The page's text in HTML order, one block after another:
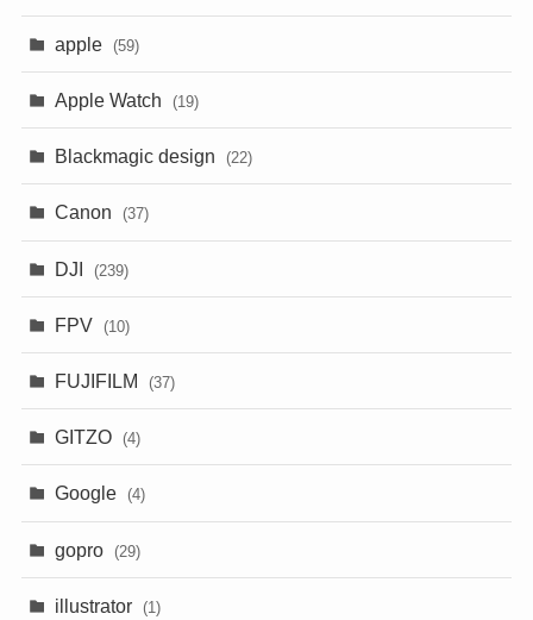
apple (59)
Apple Watch (19)
Blackmagic design (22)
Canon (37)
DJI (239)
FPV (10)
FUJIFILM (37)
GITZO (4)
Google (4)
gopro (29)
illustrator (1)